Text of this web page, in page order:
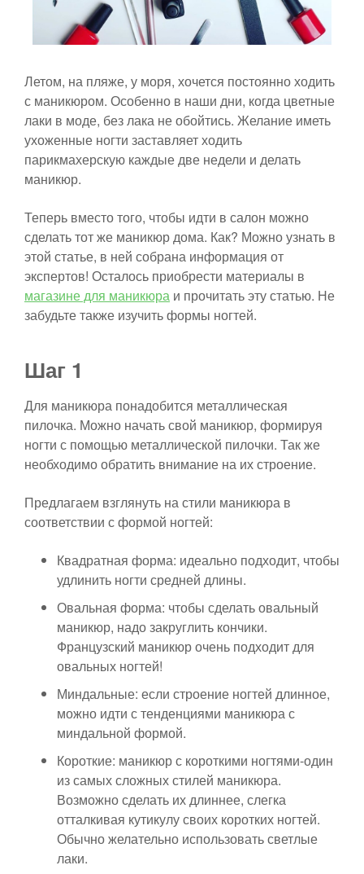
Летом, на пляже, у моря, хочется постоянно ходить
с маникюром. Особенно в наши дни, когда цветные
лаки в моде, без лака не обойтись. Желание иметь
ухоженные ногти заставляет ходить
парикмахерскую каждые две недели и делать
маникюр.
Теперь вместо того, чтобы идти в салон можно
сделать тот же маникюр дома. Как? Можно узнать в
этой статье, в ней собрана информация от
экспертов! Осталось приобрести материалы в
магазине для маникюра и прочитать эту статью. Не
забудьте также изучить формы ногтей.
Шаг 1
Для маникюра понадобится металлическая
пилочка. Можно начать свой маникюр, формируя
ногти с помощью металлической пилочки. Так же
необходимо обратить внимание на их строение.
Предлагаем взглянуть на стили маникюра в
соответствии с формой ногтей:
Квадратная форма: идеально подходит, чтобы
удлинить ногти средней длины.
Овальная форма: чтобы сделать овальный
маникюр, надо закруглить кончики.
Французский маникюр очень подходит для
овальных ногтей!
Миндальные: если строение ногтей длинное,
можно идти с тенденциями маникюра с
миндальной формой.
Короткие: маникюр с короткими ногтями-один
из самых сложных стилей маникюра.
Возможно сделать их длиннее, слегка
отталкивая кутикулу своих коротких ногтей.
Обычно желательно использовать светлые
лаки.